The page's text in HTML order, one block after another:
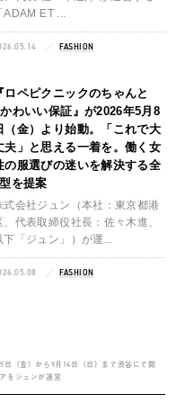
「ADAM ET ...
FASHION
『ロペピクニックのちゃんと
わいい保証』が2026年5月8
（金）より始動。「これで大
夫」と思える一着を。働く女
の服選びの迷いを解決する全
を提案
式会社ジュン（本社：東京都港
、代表取締役社長：佐々木進、
下「ジュン」）が運...
FASHION
（金）から9月14日（日）まで渋谷にて開
をジュンが運営